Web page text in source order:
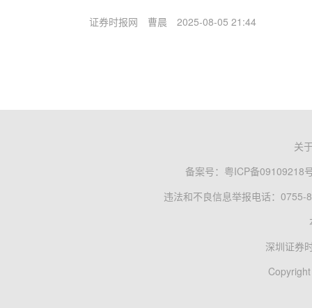
证券时报网 曹晨 2025-08-05 21:44
关
备案号： 粤ICP备09109218
违法和不良信息举报电话：0755-
深圳证券